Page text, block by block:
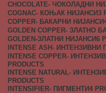
CHOCOLATE- ЧОКОЛАДНИ
COGNAC- КОЊАК НИЈАНСИ3
COPPER- БАКАРНИ НИЈАНСИ
GOLDEN COPPER- ЗЛАТНО
GOLDEN-ЗЛАТНИ НИЈАНСИ6
INTENSE ASH-
INTENSE COPPER-
PRODUCTS
INTENSE NATURAL-
PRODUCTS
INTENSIFIER- ПИГМЕНТИ4